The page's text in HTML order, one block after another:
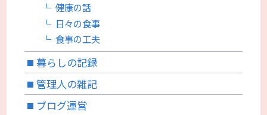
健康の話
日々の食事
食事の工夫
暮らしの記録
管理人の雑記
ブログ運営